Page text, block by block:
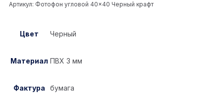
Артикул: Фотофон угловой 40×40 Черный крафт
Цвет Черный
Материал ПВХ 3 мм
Фактура бумага